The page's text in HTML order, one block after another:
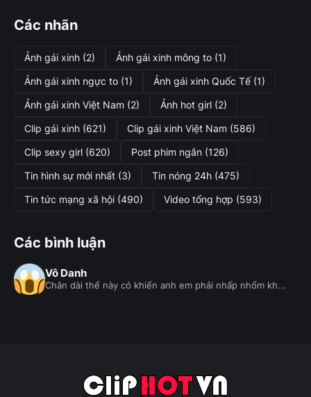
Các nhãn
Ảnh gái xinh (2) Ảnh gái xinh mông to (1)
Ảnh gái xinh ngực to (1) Ảnh gái xinh Quốc Tế (1)
Ảnh gái xinh Việt Nam (2) Ảnh hot girl (2)
Clip gái xinh (621) Clip gái xinh Việt Nam (586)
Clip sexy girl (620) Post phim ngắn (126)
Tin hình sự mới nhất (3) Tin nóng 24h (475)
Tin tức mạng xã hội (490) Video tổng hợp (593)
Các bình luận
Vô Danh
Chân dài thế này có khiến anh em phải nhấp nhổm kh...